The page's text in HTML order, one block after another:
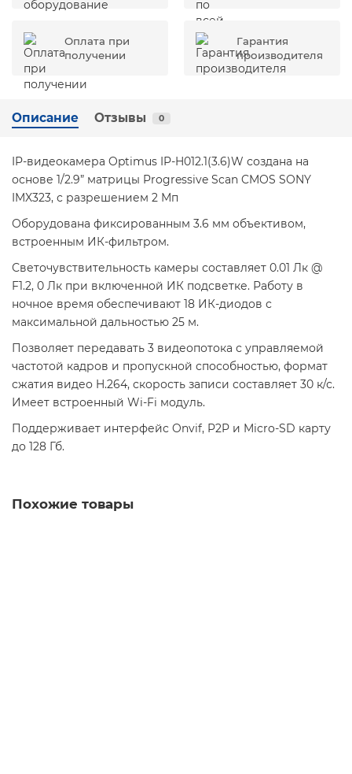
Оплата при
получении
Гарантия
производителя
Описание Отзывы 0
IP-видеокамера Optimus IP-H012.1(3.6)W создана на
основе 1/2.9” матрицы Progressive Scan CMOS SONY
IMX323, с разрешением 2 Мп
Оборудована фиксированным 3.6 мм объективом,
встроенным ИК-фильтром.
Светочувствительность камеры составляет 0.01 Лк @
F1.2, 0 Лк при включенной ИК подсветке. Работу в
ночное время обеспечивают 18 ИК-диодов с
максимальной дальностью 25 м.
Позволяет передавать 3 видеопотока с управляемой
частотой кадров и пропускной способностью, формат
сжатия видео H.264, скорость записи составляет 30 к/с.
Имеет встроенный Wi-Fi модуль.
Поддерживает интерфейс Onvif, P2P и Micro-SD карту
до 128 Гб.
Похожие товары